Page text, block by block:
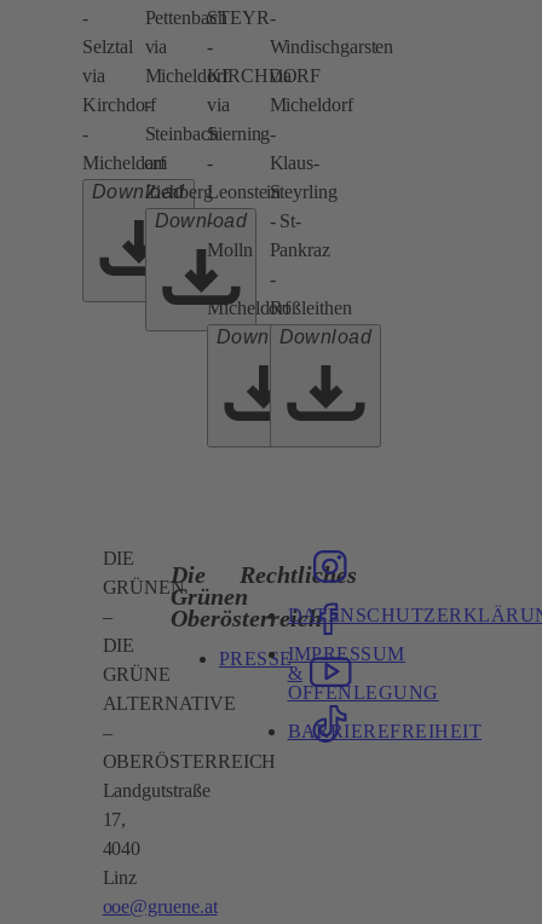
-
Selztal
via
Kirchdorf
-
Micheldorf
Download
Pettenbach
via
Micheldorf
-
Steinbach
am
Ziehberg
Download
STEYR
-
KIRCHDORF
via
Sierning
-
Leonstein
-
Molln
-
Micheldorf
Download
-
Windischgarsten
via
Micheldorf
-
Klaus-
Steyrling
- St-
Pankraz
-
Roßleithen
Download
DIE
GRÜNEN
–
DIE
GRÜNE
ALTERNATIVE
–
OBERÖSTERREICH
Landgutstraße
17,
4040
Linz
ooe@gruene.at
Die
Grünen
Oberösterreich
PRESSE
Rechtliches
IMPRESSUM
&
OFFENLEGUNG
BARRIEREFREIHEIT